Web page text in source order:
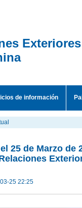
Exteriores
de información
25 de Marzo de
25 22:25